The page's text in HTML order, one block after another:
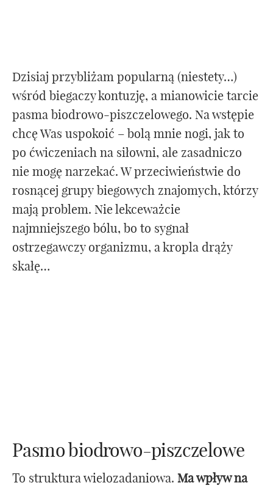
Dzisiaj przybliżam popularną (niestety…)
wśród biegaczy kontuzję, a mianowicie tarcie
pasma biodrowo-piszczelowego. Na wstępie
chcę Was uspokoić – bolą mnie nogi, jak to
po ćwiczeniach na siłowni, ale zasadniczo
nie mogę narzekać. W przeciwieństwie do
rosnącej grupy biegowych znajomych, którzy
mają problem. Nie lekceważcie
najmniejszego bólu, bo to sygnał
ostrzegawczy organizmu, a kropla drąży
skałę…
Pasmo biodrowo-piszczelowe
To struktura wielozadaniowa. Ma wpływ na